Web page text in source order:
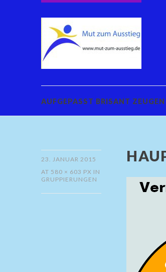
AUFGEPASST BRISANT ZEUGEN
23. JANUAR 2015
AT 580 × 603 PX IN
GRUPPIERUNGEN